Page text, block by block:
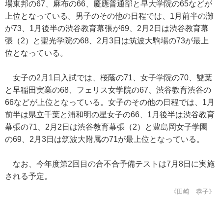
場東邦の67、麻布の66、慶應普通部と早大学院の65などが
上位となっている。男子のその他の日程では、1月前半の灘
が73、1月後半の渋谷教育幕張が69、2月2日は渋谷教育幕
張（2）と聖光学院の68、2月3日は筑波大駒場の73が最上
位となっている。
女子の2月1日入試では、桜蔭の71、女子学院の70、雙葉
と早稲田実業の68、フェリス女学院の67、渋谷教育渋谷の
66などが上位となっている。女子のその他の日程では、1月
前半は県立千葉と浦和明の星女子の66、1月後半は渋谷教育
幕張の71、2月2日は渋谷教育幕張（2）と豊島岡女子学園
の69、2月3日は筑波大附属の71が最上位となっている。
なお、今年度第2回目の合不合予備テストは7月8日に実施
される予定。
《田崎 恭子》